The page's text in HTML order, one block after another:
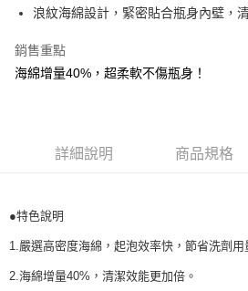
1.分期款項不併入電信帳單，「大哥付你分期
2.透過簡訊連結打開帳單後，可選擇「超商條
帳／街口支付／iPASS MONEY」等通路繳費。
買賣價金債權讓與本公司後，依約使用本公司
3.完整用戶服務條款，請詳閱以下連結：
１．於結帳方式選擇「AFTEE先享後付」後，
結帳頁面，進行簡訊認證並確認金額後，即可
２．訂單成立數日內，您將收到繳費通知簡訊。
後付繳納相關費用。
【注意事項】
１．透過由恩沛科技股份有限公司提供之「
易，需依本服務之必要範圍內提供個人資料，
付款後全家取貨
每筆NT$100，滿NT$999(含以上)免運費
每筆NT$100，滿NT$1,000(含以上)免運
浪紋海綿設計，緊密貼合瓶身內壁，
銷售重點
海綿增量40%，超柔軟不傷瓶身！
詳細說明 商品規格
●特色說明
1.嚴選高密度海綿，起泡效率快，節省洗劑用
2.海綿增量40%，清潔效能更加倍。